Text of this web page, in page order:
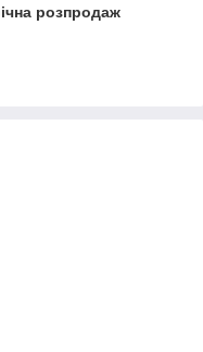
розпродаж